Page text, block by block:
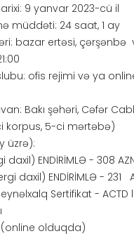
9 yanvar 2023-cü il
müddəti: 24 saat, 1 ay
bazar ertəsi, çərşənbə
ofis rejimi və ya
Bakı şəhəri, Cəfər
korpus, 5-ci mərtəbə)
üzrə):
daxil) ENDİRİMLƏ - 308
daxil) ENDİRİMLƏ - 231
Sertifikat - ACTD
olduqda)